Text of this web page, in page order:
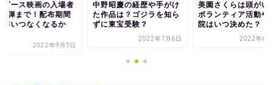
ピース映画の入場者
7弾まで！配布期間
容いつなくなるか
2022年9月5日
中野昭慶の経歴や手がけ
た作品は？ゴジラを知ら
ずに東宝受験？
2022年7月6日
美園さくらは頭がい
ボランティア活動や
院はいつ決めた？
2022年6